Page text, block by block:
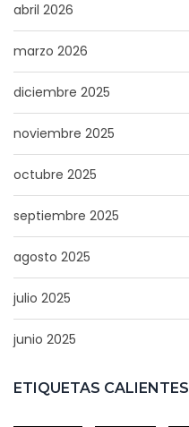
abril 2026
marzo 2026
diciembre 2025
noviembre 2025
octubre 2025
septiembre 2025
agosto 2025
julio 2025
junio 2025
ETIQUETAS CALIENTES